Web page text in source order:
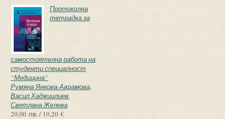
Протоколна
тетрадка за
самостоятелна работа на
студенти специалност
“Медицина”
Румяна Янкова-Аврамова,
Васил Хаджиилиев,
Светлана Желева
20,00 лв. / 10,20 €